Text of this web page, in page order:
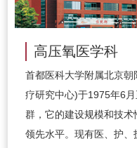
高压氧医学科
首都医科大学附属北京
疗研究中心)于1975年6
群，它的建设规模和技
领先水平。现有医、护、